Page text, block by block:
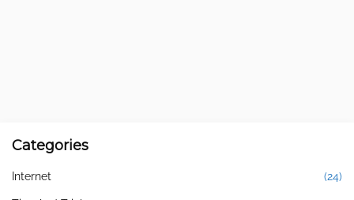
Categories
Internet (24)